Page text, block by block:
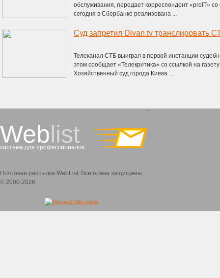
обслуживания, передает корреспондент «proIT»
сегодня в Сбербанке реализована ...
Суд запретил Divan.tv транслировать
Телеканал СТБ выиграл в первой инстанции
этом сообщает «Телекритика» со ссылкой на
Хозяйственный суд города Киева ...
Weblist
система для профессионалов
`
Почтовая рассылка WebList. Все права защищены.
© 2000-2026